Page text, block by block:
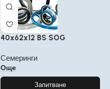
40x62x12 BS SOG
Семеринги
Още
Запитване